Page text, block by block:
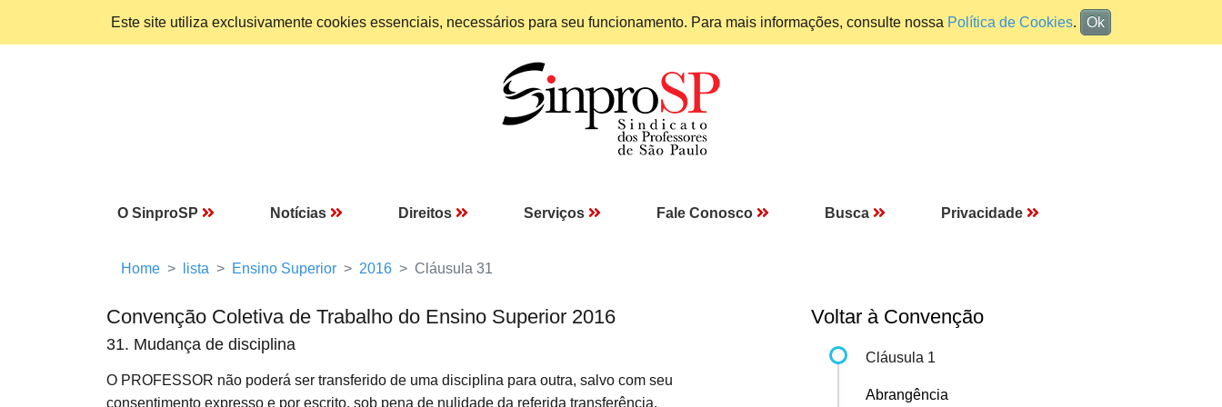
Este site utiliza exclusivamente cookies essenciais, necessários para seu funcionamento. Para mais informações, consulte nossa Política de Cookies. Ok
O SinproSP Notícias Direitos Serviços Fale Conosco Busca Privacidade
Home lista Ensino Superior 2016 Cláusula 31
Convenção Coletiva de Trabalho do Ensino Superior 2016
31. Mudança de disciplina
O PROFESSOR não poderá ser transferido de uma disciplina para outra, salvo com seu
consentimento expresso e por escrito, sob pena de nulidade da referida transferência.
Voltar à Convenção
Cláusula 1
Abrangência